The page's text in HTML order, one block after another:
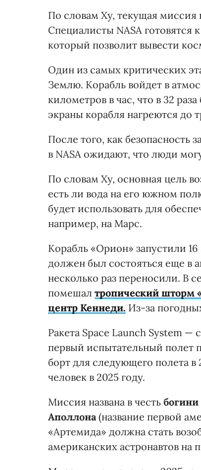
По словам Ху, текущая миссия
Специалисты NASA
который позволит вывести
Один из самых критических
Землю. Корабль войдет в
километров в час, что в 32
экраны корабля нагреются до
После того, как безопасность
в NASA ожидают, что люди
По словам Ху, основная цель
есть ли вода на его южном
будет использовать для
например, на Марс.
Корабль «Орион» запустили
должен был состояться еще в
несколько раз переносили. В
помешал тропический шторм
центр Кеннеди. Из-за
Ракета Space Launch System —
первый испытательный полет
борт для следующего полета в
человек в 2025 году.
Миссия названа в честь
Аполлона(название первой
«Артемида» должна стать
американских астронавтов на